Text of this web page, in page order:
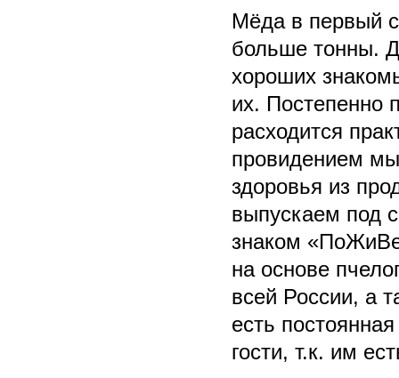
Мёда в первый
больше тонны.
хороших
их. Постепенно
расходится
провидением
здоровья из
выпускаем под
знаком
на основе
всей России, а
есть
гости, т.к. им